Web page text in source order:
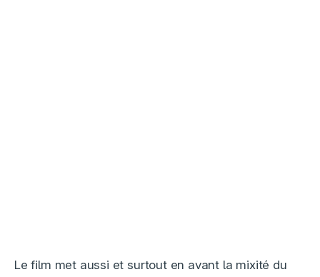
Le film met aussi et surtout en avant la mixité du